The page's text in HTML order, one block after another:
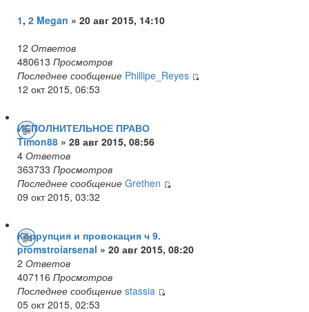
1, 2 Megan » 20 авг 2015, 14:10
12 Ответов
480613 Просмотров
Последнее сообщение Phillipe_Reyes
12 окт 2015, 06:53
ИСПОЛНИТЕЛЬНОЕ ПРАВО
Timon88 » 28 авг 2015, 08:56
4 Ответов
363733 Просмотров
Последнее сообщение Grethen
09 окт 2015, 03:32
Коррупция и провокация ч 9.
promstroiarsenal » 20 авг 2015, 08:20
2 Ответов
407116 Просмотров
Последнее сообщение stassia
05 окт 2015, 02:53